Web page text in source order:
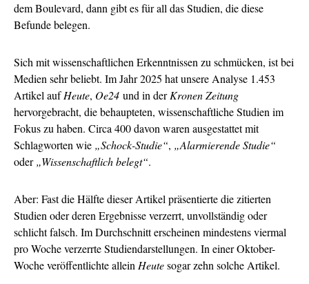
dem Boulevard, dann gibt es für all das Studien, die diese
Befunde belegen.
Sich mit wissenschaftlichen Erkenntnissen zu schmücken, ist bei
Medien sehr beliebt. Im Jahr 2025 hat unsere Analyse 1.453
Artikel aufHeute, Oe24 und in derKronen Zeitung
hervorgebracht, die behaupteten, wissenschaftliche Studien im
Fokus zu haben. Circa 400 davon waren ausgestattet mit
Schlagworten wie „Schock-Studie“, „Alarmierende Studie“
oder„Wissenschaftlich belegt“.
Aber: Fast die Hälfte dieser Artikel präsentierte die zitierten
Studien oder deren Ergebnisse verzerrt, unvollständig oder
schlicht falsch. Im Durchschnitt erscheinen mindestens viermal
pro Woche verzerrte Studiendarstellungen. In einer Oktober-
Woche veröffentlichte allein Heutesogar zehn solche Artikel.